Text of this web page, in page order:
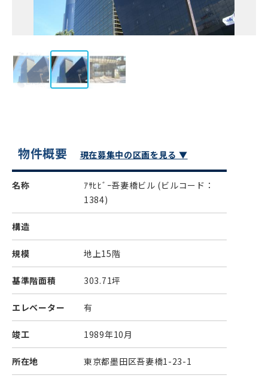
物件概要 現在募集中の区画を見る ▼
名称 ｱｻﾋﾋﾞｰ吾妻橋ビル (ビルコード：
1384)
構造
規模 地上15階
基準階面積 303.71坪
エレベーター 有
竣工 1989年10月
所在地 東京都墨田区吾妻橋1-23-1